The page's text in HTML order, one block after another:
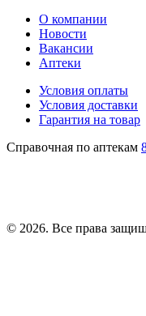
О компании
Новости
Вакансии
Аптеки
Условия оплаты
Условия доставки
Гарантия на товар
Справочная по аптекам
© 2026. Все права